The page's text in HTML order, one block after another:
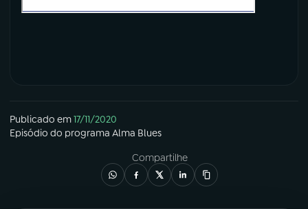
Publicado em17/11/2020
Episódio do programa Alma Blues
Compartilhe